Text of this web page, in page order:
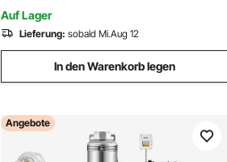
Pumpe Ideal zur Bewässerung oder
Wasser-Versorgung
Auf Lager
Lieferung: sobald Mi.Aug 12
In den Warenkorb legen
Angebote